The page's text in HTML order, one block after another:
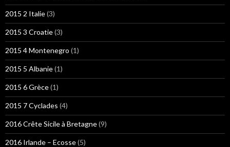
2015 2 Italie(3)
2015 3 Croatie(3)
2015 4 Montenegro (1)
2015 5 Albanie(1)
2015 6 Grèce(1)
2015 7 Cyclades (4)
2016 Crête Sicile à Bretagne(9)
2016 Irlande – Ecosse(5)